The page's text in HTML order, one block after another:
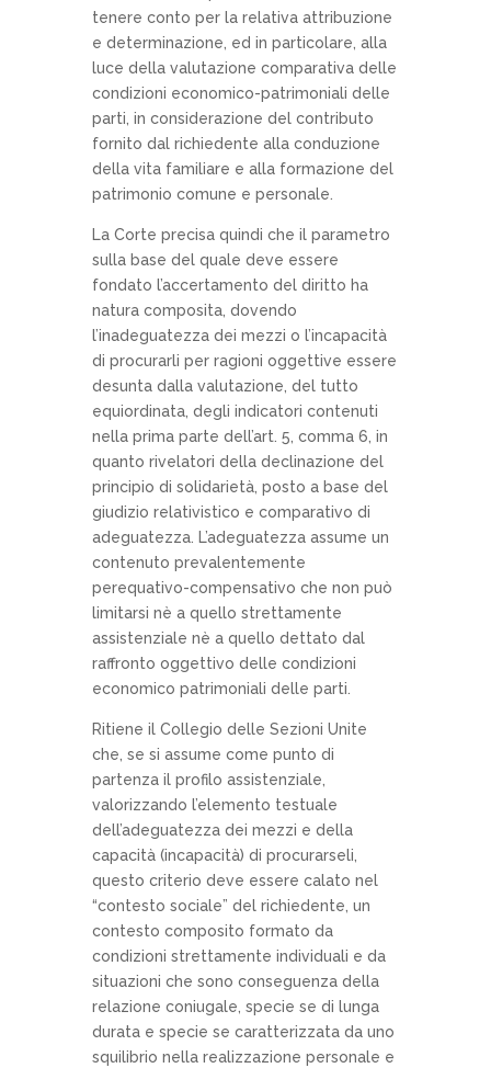
tenere conto per la relativa attribuzione
e determinazione, ed in particolare, alla
luce della valutazione comparativa delle
condizioni economico-patrimoniali delle
parti, in considerazione del contributo
fornito dal richiedente alla conduzione
della vita familiare e alla formazione del
patrimonio comune e personale.
La Corte precisa quindi che il parametro
sulla base del quale deve essere
fondato l’accertamento del diritto ha
natura composita, dovendo
l’inadeguatezza dei mezzi o l’incapacità
di procurarli per ragioni oggettive essere
desunta dalla valutazione, del tutto
equiordinata, degli indicatori contenuti
nella prima parte dell’art. 5, comma 6, in
quanto rivelatori della declinazione del
principio di solidarietà, posto a base del
giudizio relativistico e comparativo di
adeguatezza. L’adeguatezza assume un
contenuto prevalentemente
perequativo-compensativo che non può
limitarsi nè a quello strettamente
assistenziale nè a quello dettato dal
raffronto oggettivo delle condizioni
economico patrimoniali delle parti.
Ritiene il Collegio delle Sezioni Unite
che, se si assume come punto di
partenza il profilo assistenziale,
valorizzando l’elemento testuale
dell’adeguatezza dei mezzi e della
capacità (incapacità) di procurarseli,
questo criterio deve essere calato nel
“contesto sociale” del richiedente, un
contesto composito formato da
condizioni strettamente individuali e da
situazioni che sono conseguenza della
relazione coniugale, specie se di lunga
durata e specie se caratterizzata da uno
squilibrio nella realizzazione personale e